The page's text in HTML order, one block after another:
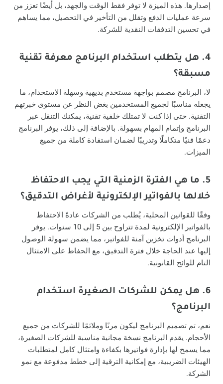
إصدارها. هذه الميزة لا توفر فقط الوقت والجهد، بل أيضًا تعزز من
سرعة عمليات الدفع وتقلل من التأخير في التحصيل، مما يساهم
في تحسين التدفقات النقدية للشركة.
4. هل يتطلب استخدام البرنامج معرفة تقنية
مسبقة؟
لا، البرنامج مصمم بواجهة مستخدم بديهية وسهلة الاستخدام، ما
يجعله مناسبًا لجميع المستخدمين بغض النظر عن مستوى خبرتهم
التقنية. حتى إذا كنت لا تمتلك خلفية تقنية، يمكنك التنقل عبر
البرنامج وإتمام المهام بسهولة. بالإضافة إلى ذلك، يوفر البرنامج
دعمًا فنيًا متكاملًا وتدريبًا لضمان استفادة كاملة من جميع
الميزات.
5. ما هي الفترة الزمنية التي يجب الاحتفاظ
خلالها بالفواتير الإلكترونية لأغراض التدقيق؟
وفقًا للقوانين المحلية، يُطلب من الشركات عادةً الاحتفاظ
بالفواتير الإلكترونية لمدة تتراوح بين 5 إلى 10 سنوات. يوفر
البرنامج أدوات تخزين آمنة للفواتير، مما يضمن سهولة الوصول
إليها عند الحاجة خلال فترة التدقيق، مع الحفاظ على الامتثال
التام للوائح القانونية.
6. هل يمكن للشركات الصغيرة استخدام
البرنامج؟
نعم، تم تصميم البرنامج ليكون مرنًا وملائمًا للشركات من جميع
الأحجام. يقدم البرنامج نسخة مجانية مناسبة للشركات الصغيرة،
مما يسمح لها بإدارة فواتيرها بكفاءة وامتثال كامل لمتطلبات
الهيئات الضريبية، مع إمكانية الترقية إلى خطط مدفوعة مع نمو
الشركة.